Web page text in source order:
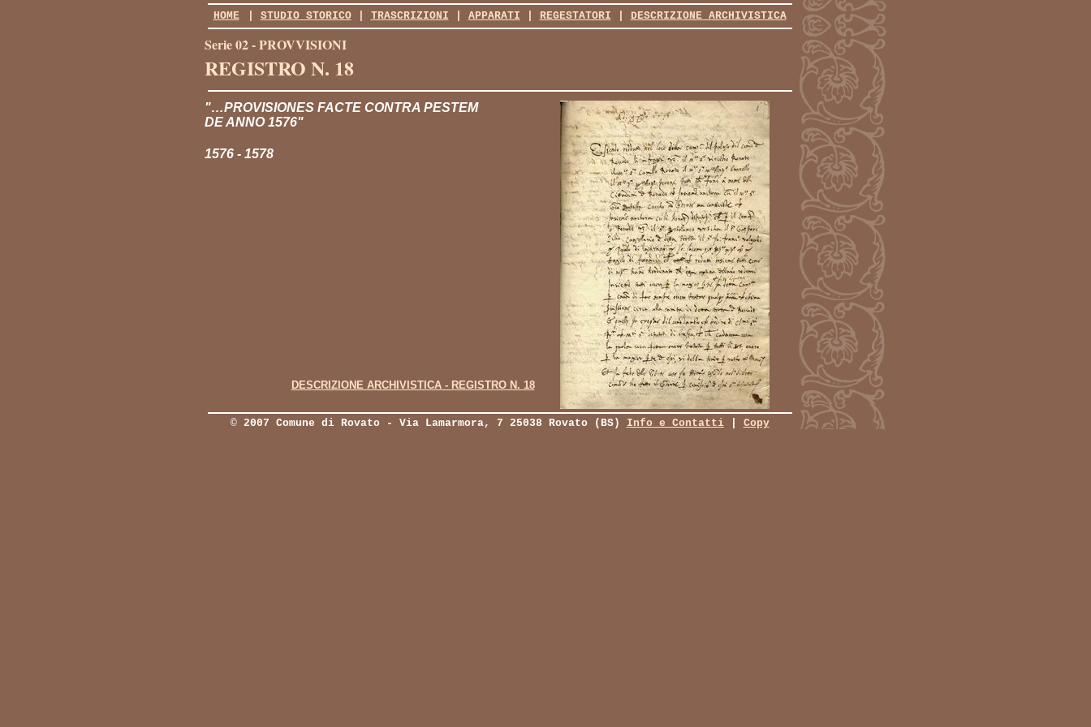
HOME STUDIO STORICO| TRASCRIZIONI APPARATI REGESTATORI DESCRIZIONE ARCHIVISTICA
Serie 02 - PROVVISIONI
REGISTRO N. 18
"…PROVISIONES FACTE CONTRA PESTEM
DE ANNO 1576"
1576 - 1578
DESCRIZIONE ARCHIVISTICA - REGISTRO N. 18
© 2007 Comune di Rovato - Via Lamarmora, 7 25038 Rovato (BS) Info e Contatti| Copy